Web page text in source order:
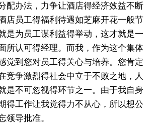
配办法，力争让酒店得经济效益不断
店员工得福利待遇如芝麻开花一般节
是为员工谋利益得举动，这才就是一
所认可得经理。而我，作为这个集体
觉到您对员工得关心与培养。您肯定
竞争激烈得社会中立于不败之地，人
是不可忽视得环节之一。由于我自身
得工作让我觉得力不从心，所以想公
领导批准。